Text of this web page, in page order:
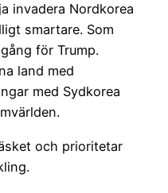
invadera Nordkorea
smartare. Som
för Trump.
land med
med Sydkorea
och prioritetar